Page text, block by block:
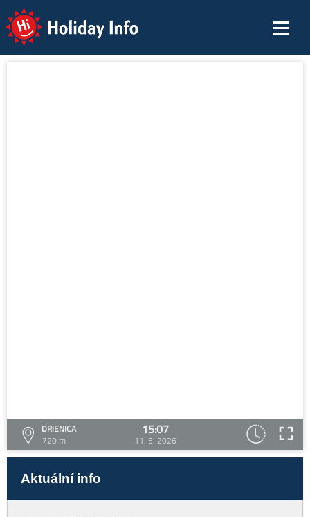
Holiday Info
DRIENICA
720 m
15:07
11. 5. 2026
Aktuální info